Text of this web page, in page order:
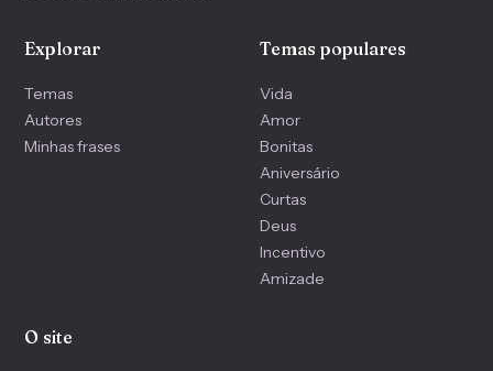
Explorar
Temas
Autores
Minhas frases
Temas populares
Vida
Amor
Bonitas
Aniversário
Curtas
Deus
Incentivo
Amizade
O site